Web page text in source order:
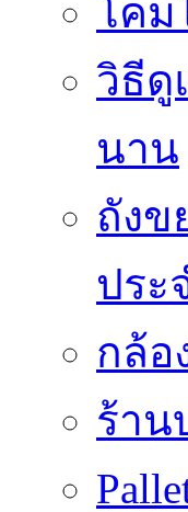
โคม
วิธีดู
นาน
ถังข
ประ
กล้อ
ร้าน